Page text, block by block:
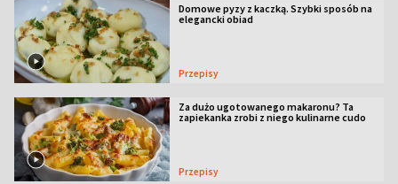
Domowe pyzy z kaczką. Szybki sposób na
elegancki obiad
Przepisy
Za dużo ugotowanego makaronu? Ta
zapiekanka zrobi z niego kulinarne cudo
Przepisy